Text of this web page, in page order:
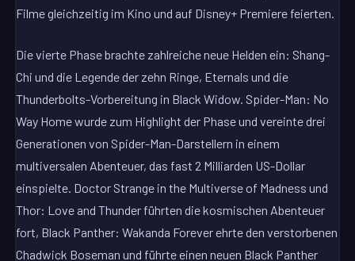
Filme gleichzeitig im Kino und auf Disney+ Premiere feierten.
Die vierte Phase brachte zahlreiche neue Helden ein: Shang-
Chi und die Legende der zehn Ringe, Eternals und die
Thunderbolts-Vorbereitung in Black Widow. Spider-Man: No
Way Home wurde zum Highlight der Phase und vereinte drei
Generationen von Spider-Man-Darstellern in einem
multiversalen Abenteuer, das fast 2 Milliarden US-Dollar
einspielte. Doctor Strange in the Multiverse of Madness und
Thor: Love and Thunder führten die kosmischen Abenteuer
fort, Black Panther: Wakanda Forever ehrte den verstorbenen
Chadwick Boseman und führte einen neuen Black Panther